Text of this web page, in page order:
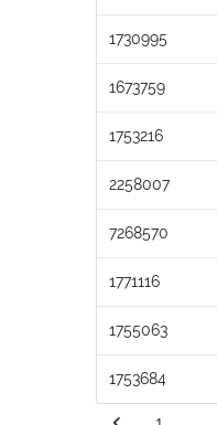
1730995
1673759
1753216
2258007
7268570
1771116
1755063
1753684